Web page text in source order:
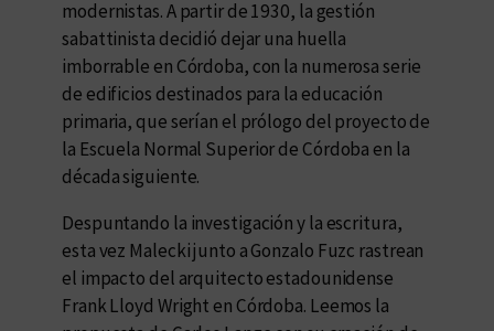
modernistas. A partir de 1930, la gestión
sabattinista decidió dejar una huella
imborrable en Córdoba, con la numerosa serie
de edificios destinados para la educación
primaria, que serían el prólogo del proyecto de
la Escuela Normal Superior de Córdoba en la
década siguiente.
Despuntando la investigación y la escritura,
esta vez Malecki junto a Gonzalo Fuzc rastrean
el impacto del arquitecto estadounidense
Frank Lloyd Wright en Córdoba. Leemos la